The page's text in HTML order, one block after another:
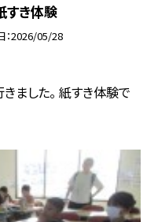
き体験
2026/05/28
ました。 紙すき体験で